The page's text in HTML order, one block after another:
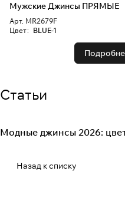
Мужские Джинсы ПРЯМЫЕ
Арт. MR2679F
Цвет: BLUE-1
Статьи
Fashion Denim
Модные джинсы 2026:
Назад к списку